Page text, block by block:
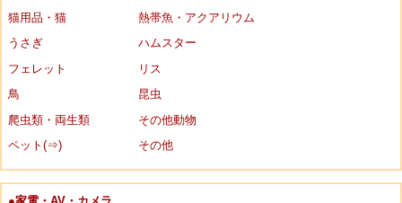
猫用品・猫
熱帯魚・アクアリウム
うさぎ
ハムスター
フェレット
リス
鳥
昆虫
爬虫類・両生類
その他動物
ペット(⇒)
その他